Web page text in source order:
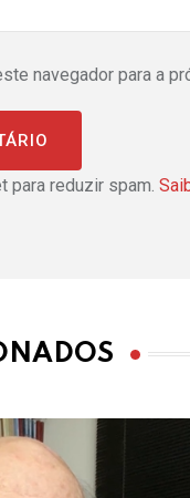
navegador para a
para reduzir spam.